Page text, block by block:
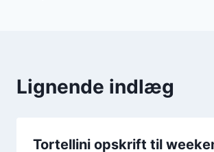
Lignende indlæg
Tortellini opskrift til